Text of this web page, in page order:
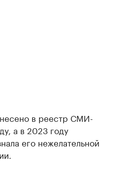
в реестр СМИ-
а в 2023 году
его нежелательной